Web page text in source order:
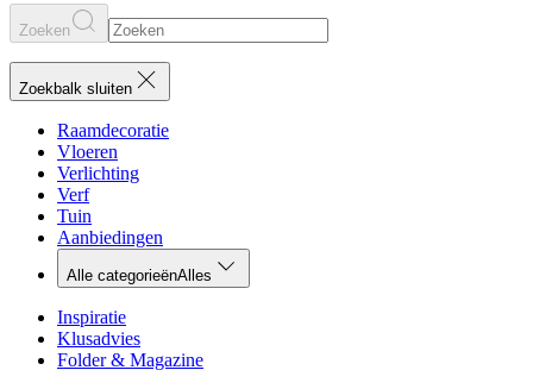
Zoeken
Zoekbalk sluiten
Raamdecoratie
Vloeren
Verlichting
Verf
Tuin
Aanbiedingen
Alle categorieënAlles
Inspiratie
Klusadvies
Folder & Magazine